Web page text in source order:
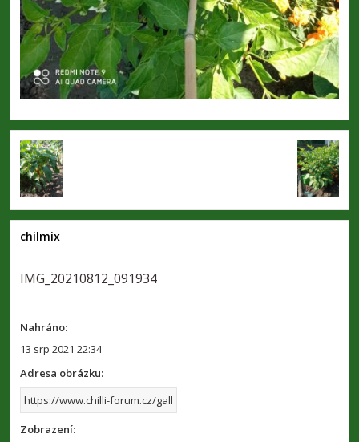
chilmix
IMG_20210812_091934
Nahráno:
13 srp 2021 22:34
Adresa obrázku:
Zobrazení: